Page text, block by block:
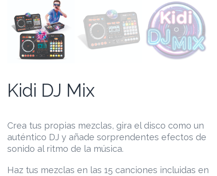
Kidi DJ Mix
Crea tus propias mezclas, gira el disco como un
auténtico DJ y añade sorprendentes efectos de
sonido al ritmo de la música.
Haz tus mezclas en las 15 canciones incluidas en